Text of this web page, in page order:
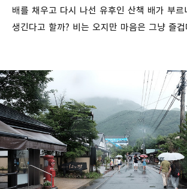
배를 채우고 다시 나선 유후인 산책 배가 부르
생긴다고 할까? 비는 오지만 마음은 그냥 즐겁